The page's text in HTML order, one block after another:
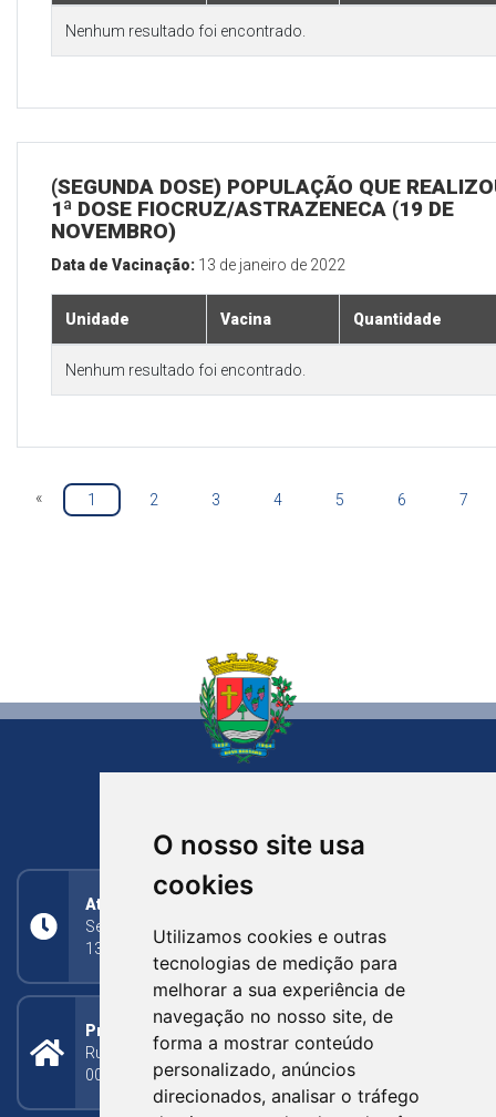
O nosso site usa
cookies
Utilizamos cookies e outras
tecnologias de medição para
melhorar a sua experiência de
navegação no nosso site, de
forma a mostrar conteúdo
personalizado, anúncios
direcionados, analisar o tráfego
Nenhum resultado foi encontrado.
(SEGUNDA DOSE) POPULAÇÃO QUE
1ª DOSE FIOCRUZ/ASTRAZENECA (19 DE
NOVEMBRO)
Data de Vacinação: 13 de janeiro de 2022
Unidade Vacina Quantidade
Nenhum resultado foi encontrado.
« 1 2 3 4 5 6 7
Atendimento
Segunda a Sexta: 8h às 11h30min (manhã);
13h30min às 17h (tarde)
Prefeitura Municipal
Rua Silva Jardim, 505 - Bairro Centro - CEP: 95340-
000